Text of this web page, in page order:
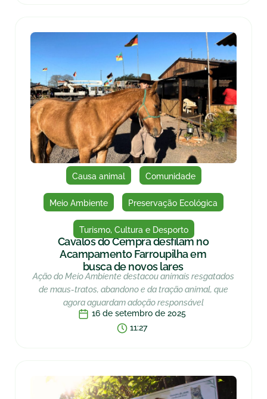
Causa animal Comunidade
Meio Ambiente Preservação Ecológica
Turismo, Cultura e Desporto
Cavalos do Cempra desfilam no
Acampamento Farroupilha em
busca de novos lares
Ação do Meio Ambiente destacou animais resgatados
de maus-tratos, abandono e da tração animal, que
agora aguardam adoção responsável
16 de setembro de 2025
11:27